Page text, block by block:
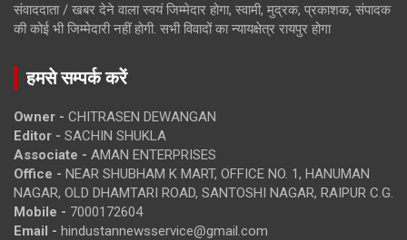
संवाददाता / खबर देने वाला स्वयं जिम्मेदार होगा, स्वामी, मुद्रक, प्रकाशक, संपादक
की कोई भी जिम्मेदारी नहीं होगी. सभी विवादों का न्यायक्षेत्र रायपुर होगा
हमसे सम्पर्क करें
Owner - CHITRASEN DEWANGAN
Editor - SACHIN SHUKLA
Associate - AMAN ENTERPRISES
Office - NEAR SHUBHAM K MART, OFFICE NO. 1, HANUMAN
NAGAR, OLD DHAMTARI ROAD, SANTOSHI NAGAR, RAIPUR C.G.
Mobile - 7000172604
Email - hindustannewsservice@gmail.com